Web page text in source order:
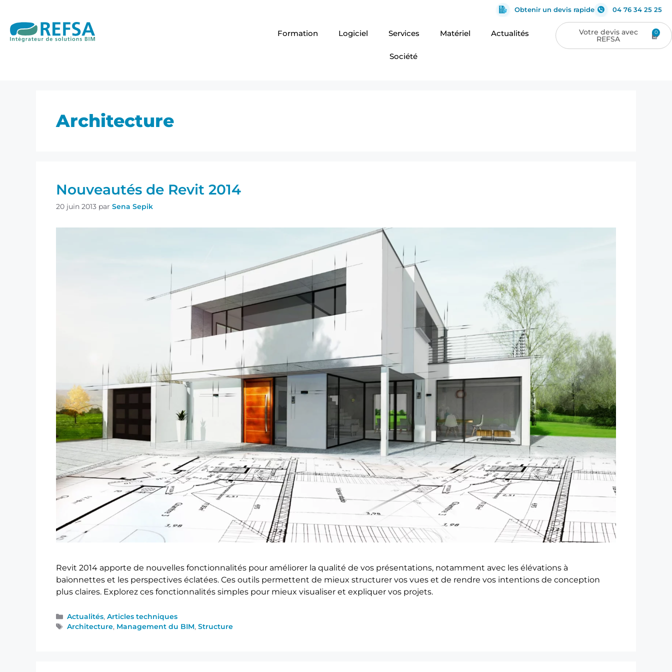
Obtenir un devis rapide 04 76 34 25 25
Formation Logiciel Services Matériel Actualités
Société
0
Architecture
Nouveautés de Revit 2014
20 juin 2013 par Sena Sepik
Revit 2014 apporte de nouvelles fonctionnalités pour améliorer la qualité de vos présentations, notamment avec les élévations à
baïonnettes et les perspectives éclatées. Ces outils permettent de mieux structurer vos vues et de rendre vos intentions de conception
plus claires. Explorez ces fonctionnalités simples pour mieux visualiser et expliquer vos projets.
Actualités, Articles techniques
Architecture, Management du BIM, Structure